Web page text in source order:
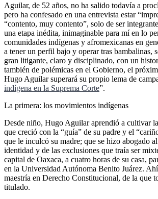
Aguilar, de 52 años, no ha salido todavía a
pero ha confesado en una entrevista estar
“contento, muy contento”, solo de ser
una etapa inédita, inimaginable para mí en lo
comunidades indígenas y afromexicanas en
a tener un perfil bajo y operar tras bambalinas,
gran litigante, claro y disciplinado, con un
también de polémicas en el Gobierno, el
Hugo Aguilar superará su propio lema de
indígena en la Suprema Corte”.
La primera: los movimientos indígenas
Desde niño, Hugo Aguilar aprendió a cultivar
que creció con la “guía” de su padre y el
que le inculcó su madre; que se hizo abogado
identidad y de las exclusiones que traía ser
capital de Oaxaca, a cuatro horas de su casa,
en la Universidad Autónoma Benito Juárez.
maestría en Derecho Constitucional, de la que
titulado.